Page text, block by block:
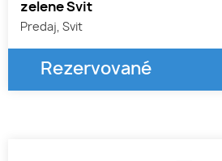
zelene Svit
Predaj, Svit
Rezervované